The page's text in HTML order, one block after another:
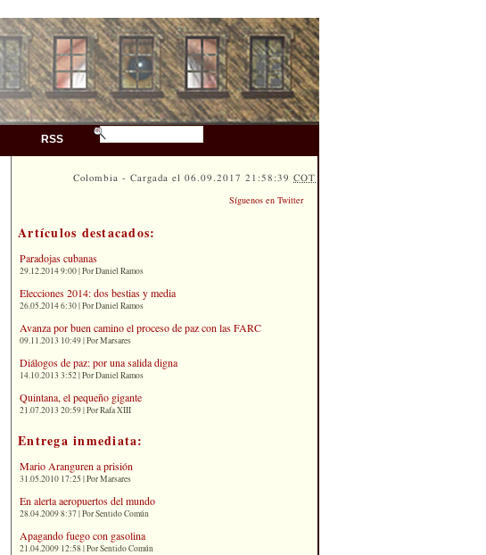
RSS
Colombia - Cargada el 06.09.2017 21:58:39COT
Síguenos en Twitter
Artículos destacados:
Paradojas cubanas
29.12.2014 9:00 | Por Daniel Ramos
Elecciones 2014: dos bestias y media
26.05.2014 6:30 | Por Daniel Ramos
Avanza por buen camino el proceso de paz con las FARC
09.11.2013 10:49 | Por Marsares
Diálogos de paz: por una salida digna
14.10.2013 3:52 | Por Daniel Ramos
Quintana, el pequeño gigante
21.07.2013 20:59 | Por Rafa XIII
Entrega inmediata:
Mario Aranguren a prisión
31.05.2010 17:25 | Por Marsares
En alerta aeropuertos del mundo
28.04.2009 8:37 | Por Sentido Común
Apagando fuego con gasolina
21.04.2009 12:58 | Por Sentido Común